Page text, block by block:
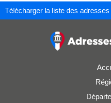
Télécharger la liste des